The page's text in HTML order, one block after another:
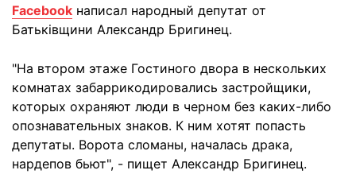
Facebook написал народный депутат от
Батьківщини Александр Бригинец.
"На втором этаже Гостиного двора в нескольких
комнатах забаррикодировались застройщики,
которых охраняют люди в черном без каких-либо
опознавательных знаков. К ним хотят попасть
депутаты. Ворота сломаны, началась драка,
нардепов бьют", - пищет Александр Бригинец.